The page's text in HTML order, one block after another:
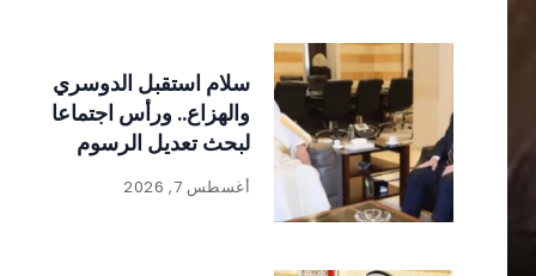
سلام استقبل الدوسري
والهزاع.. ورأس اجتماعا
لبحث تعديل الرسوم
على المواد المنتجة
للنفايات
أغسطس 7, 2026